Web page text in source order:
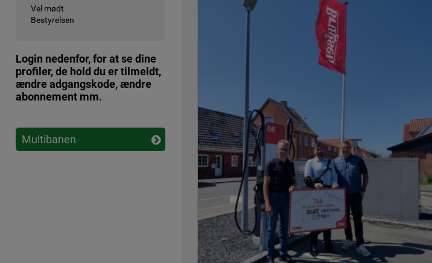
Vel mødt
Bestyrelsen
Login nedenfor, for at se dine
profiler, de hold du er tilmeldt,
ændre adgangskode, ændre
abonnement mm.
Multibanen